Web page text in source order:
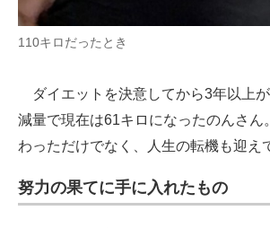
110キロだったとき
ダイエットを決意してから3年以上
減量で現在は61キロになったのんさん
わっただけでなく、人生の転機も迎え
努力の果てに手に入れたもの